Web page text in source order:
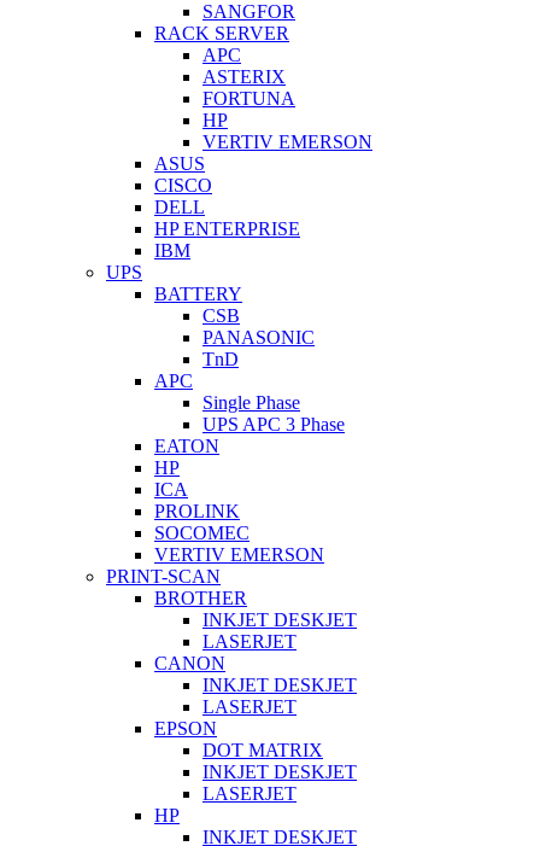
SANGFOR
RACK SERVER
APC
ASTERIX
FORTUNA
HP
VERTIV EMERSON
ASUS
CISCO
DELL
HP ENTERPRISE
IBM
UPS
BATTERY
CSB
PANASONIC
TnD
APC
Single Phase
UPS APC 3 Phase
EATON
HP
ICA
PROLINK
SOCOMEC
VERTIV EMERSON
PRINT-SCAN
BROTHER
INKJET DESKJET
LASERJET
CANON
INKJET DESKJET
LASERJET
EPSON
DOT MATRIX
INKJET DESKJET
LASERJET
HP
INKJET DESKJET